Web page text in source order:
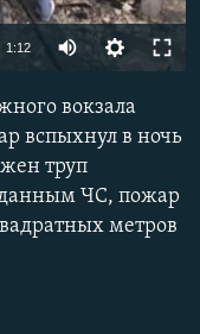
1:12
вокзала
вспыхнул в ночь
труп
ЧС, пожар
метров